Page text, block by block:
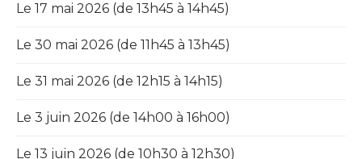
Le 17 mai 2026 (de 13h45 à 14h45)
Le 30 mai 2026 (de 11h45 à 13h45)
Le 31 mai 2026 (de 12h15 à 14h15)
Le 3 juin 2026 (de 14h00 à 16h00)
Le 13 juin 2026 (de 10h30 à 12h30)